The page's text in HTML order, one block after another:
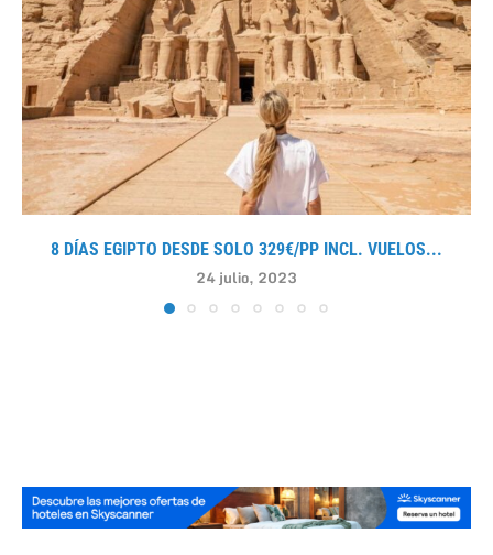
8 DÍAS EGIPTO DESDE SOLO 329€/PP INCL. VUELOS...
24 julio, 2023